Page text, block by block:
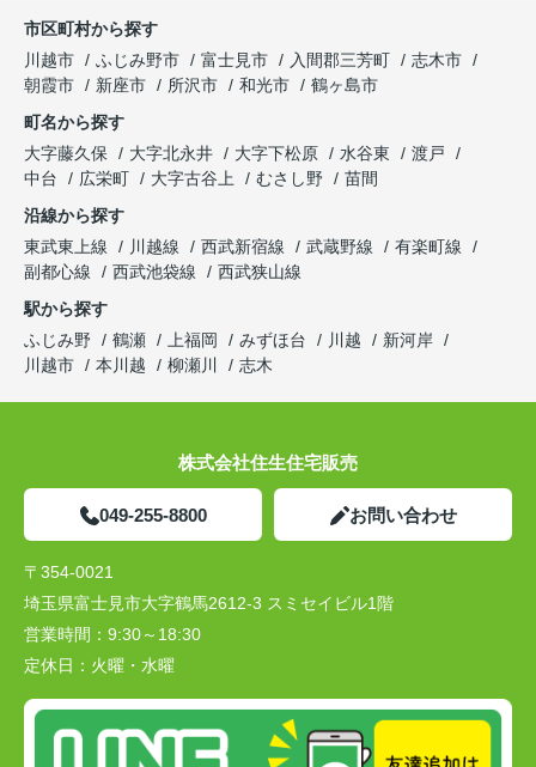
市区町村から探す
川越市
ふじみ野市 富士見市 入間郡三芳町
志木市
朝霞市
新座市 所沢市 和光市
鶴ヶ島市
町名から探す
大字藤久保
大字北永井 大字下松原 水谷東
渡戸
中台
広栄町 大字古谷上 むさし野
苗間
沿線から探す
東武東上線
川越線 西武新宿線 武蔵野線
有楽町線
副都心線
西武池袋線
西武狭山線
駅から探す
ふじみ野
鶴瀬 上福岡 みずほ台 川越
新河岸
川越市
本川越 柳瀬川 志木
株式会社住生住宅販売
049-255-8800 お問い合わせ
〒354-0021
埼玉県富士見市大字鶴馬2612-3 スミセイビル1階
営業時間： 9:30～18:30
定休日： 火曜・水曜